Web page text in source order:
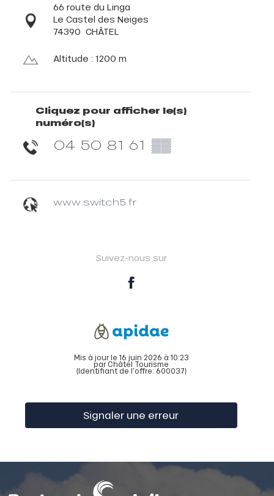
66 route du Linga
Le Castel des Neiges
74390 CHÂTEL
Altitude : 1200 m
Cliquez pour afficher le(s)
numéro(s)
04 50 81 61 ▒▒
www.switch5.fr
Suivez-nous sur
Mis à jour le 16 juin 2026 à 10:23
par Châtel Tourisme
(Identifiant de l'offre: 600037)
Signaler une erreur